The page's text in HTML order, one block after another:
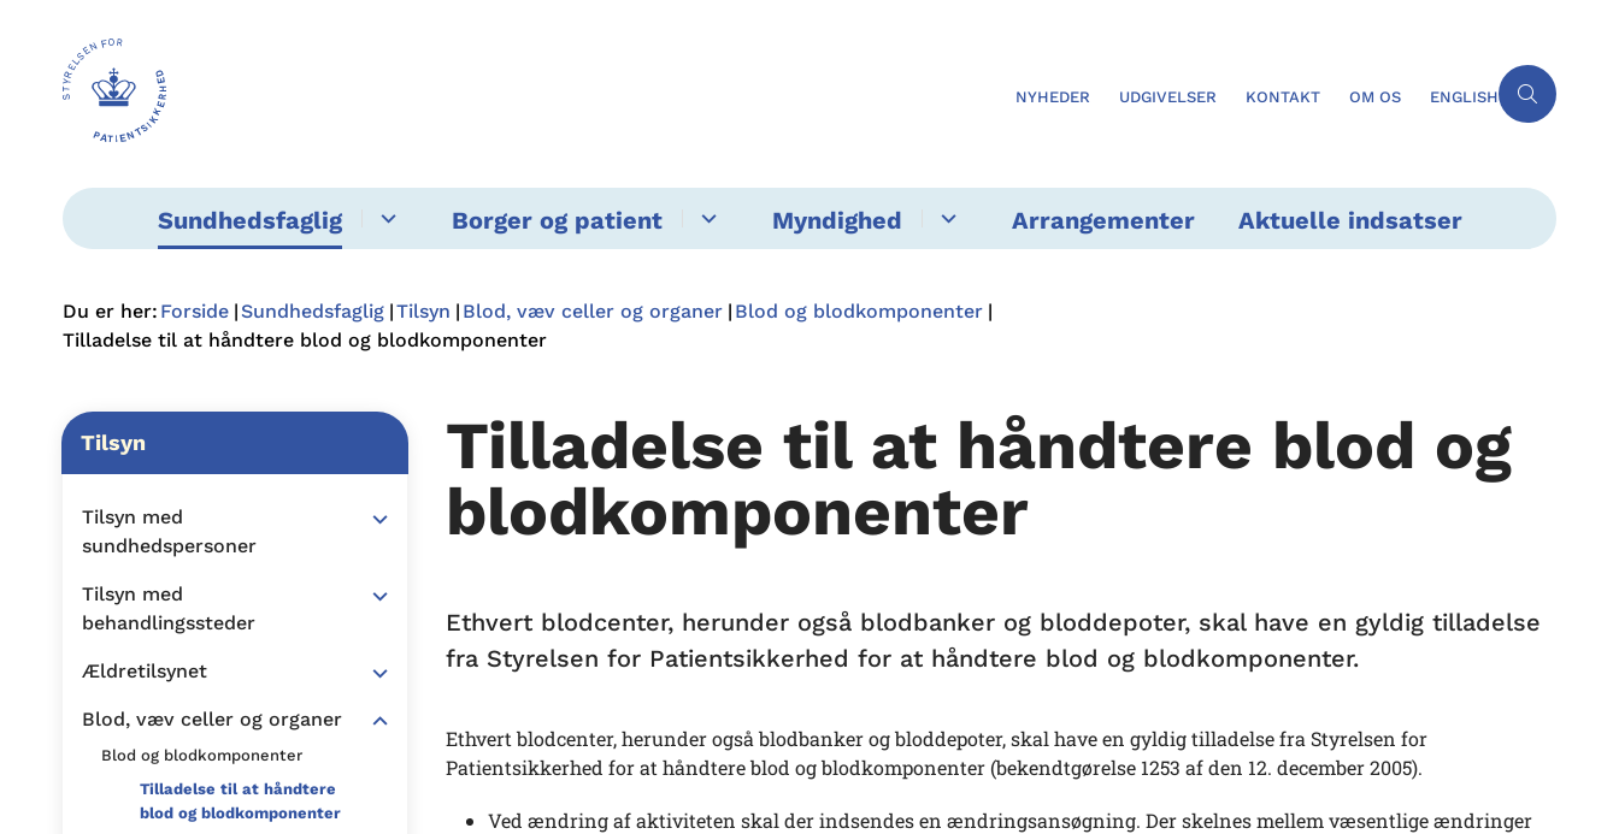
NYHEDER UDGIVELSER KONTAKT OM OS ENGLISH
Sundhedsfaglig Borger og patient Myndighed Arrangementer Aktuelle indsatser
Du er her: Forside Sundhedsfaglig Tilsyn Blod, væv celler og organer Blod og blodkomponenter
Tilladelse til at håndtere blod og blodkomponenter
Tilsyn
Tilsyn med
sundhedspersoner
Tilsyn med
behandlingssteder
Ældretilsynet
Blod, væv celler og organer
Blod og blodkomponenter
Tilladelse til at håndtere
blod og blodkomponenter
Tilladelse til at håndtere blod og
blodkomponenter
Ethvert blodcenter, herunder også blodbanker og bloddepoter, skal have en gyldig tilladelse
fra Styrelsen for Patientsikkerhed for at håndtere blod og blodkomponenter.
Ethvert blodcenter, herunder også blodbanker og bloddepoter, skal have en gyldig tilladelse fra Styrelsen for
Patientsikkerhed for at håndtere blod og blodkomponenter (bekendtgørelse 1253 af den 12. december 2005).
Ved ændring af aktiviteten skal der indsendes en ændringsansøgning. Der skelnes mellem væsentlige ændringer